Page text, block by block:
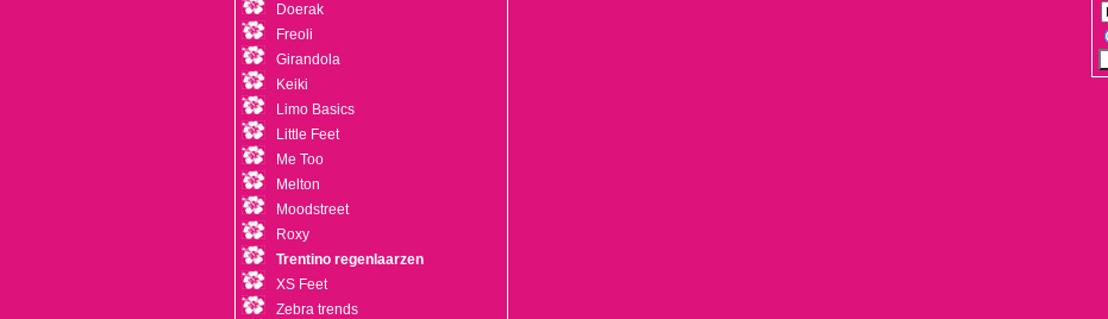
Doerak
Freoli
Girandola
Keiki
Limo Basics
Little Feet
Me Too
Melton
Moodstreet
Roxy
Trentino regenlaarzen
XS Feet
Zebra trends